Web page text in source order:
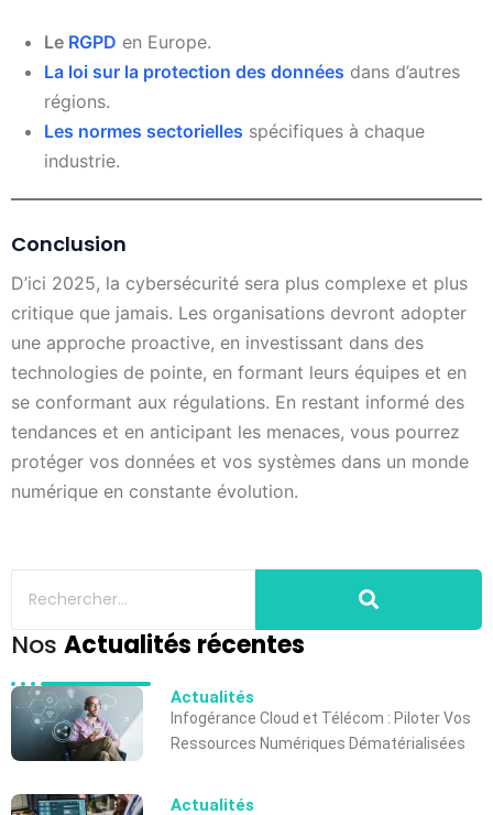
Le RGPD en Europe.
La loi sur la protection des données dans d’autres
régions.
Les normes sectorielles spécifiques à chaque
industrie.
Conclusion
D’ici 2025, la cybersécurité sera plus complexe et plus
critique que jamais. Les organisations devront adopter
une approche proactive, en investissant dans des
technologies de pointe, en formant leurs équipes et en
se conformant aux régulations. En restant informé des
tendances et en anticipant les menaces, vous pourrez
protéger vos données et vos systèmes dans un monde
numérique en constante évolution.
Nos Actualités récentes
Actualités
Infogérance Cloud et Télécom : Piloter Vos
Ressources Numériques Dématérialisées
Actualités